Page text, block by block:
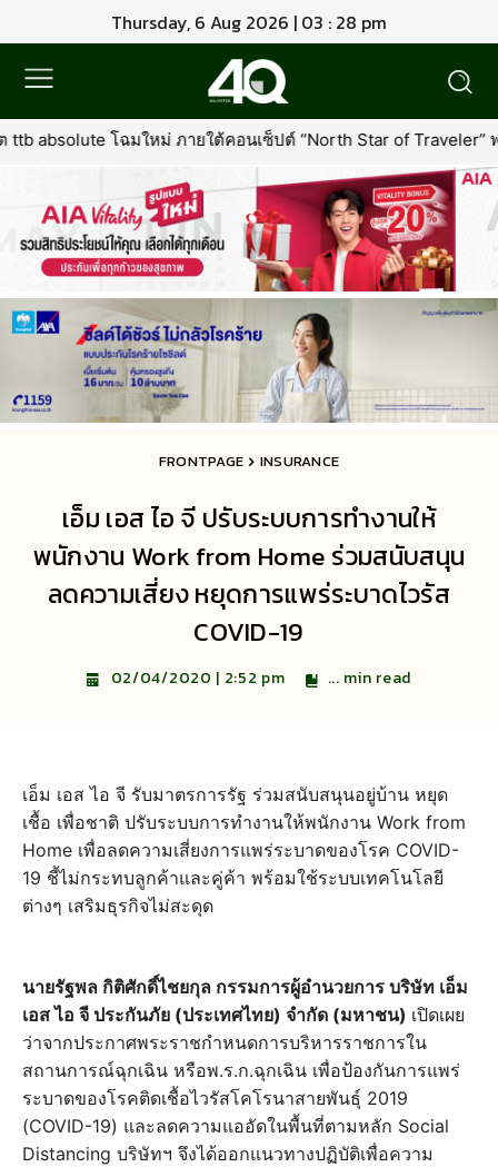
Thursday, 6 Aug 2026 | 03 : 28 pm
ยใต้คอนเซ็ปต์ “North Star of Traveler” พร้อมเพิ่มเอกสิทธิ์ใหม่ที่คุ้
FRONTPAGE INSURANCE
เอ็ม เอส ไอ จี ปรับระบบการทำงานให้
พนักงาน Work from Home ร่วมสนับสนุน
ลดความเสี่ยง หยุดการแพร่ระบาดไวรัส
COVID-19
02/04/2020 | 2:52 pm ... min read
เอ็ม เอส ไอ จี รับมาตรการรัฐ ร่วมสนับสนุนอยู่บ้าน หยุด
เชื้อ เพื่อชาติ ปรับระบบการทำงานให้พนักงาน Work from
Home เพื่อลดความเสี่ยงการแพร่ระบาดของโรค COVID-
19 ชี้ไม่กระทบลูกค้าและคู่ค้า พร้อมใช้ระบบเทคโนโลยี
ต่างๆ เสริมธุรกิจไม่สะดุด
นายรัฐพล กิติศักดิ์ไชยกุล กรรมการผู้อำนวยการ บริษัท เอ็ม
เอส ไอ จี ประกันภัย (ประเทศไทย) จำกัด (มหาชน) เปิดเผย
ว่าจากประกาศพระราชกำหนดการบริหารราชการใน
สถานการณ์ฉุกเฉิน หรือพ.ร.ก.ฉุกเฉิน เพื่อป้องกันการแพร่
ระบาดของโรคติดเชื้อไวรัสโคโรนาสายพันธุ์ 2019
(COVID-19) และลดความแออัดในพื้นที่ตามหลัก Social
Distancing บริษัทฯ จึงได้ออกแนวทางปฏิบัติเพื่อความ